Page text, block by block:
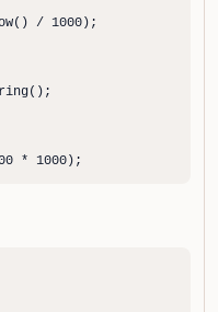
/ 1000);
* 1000);